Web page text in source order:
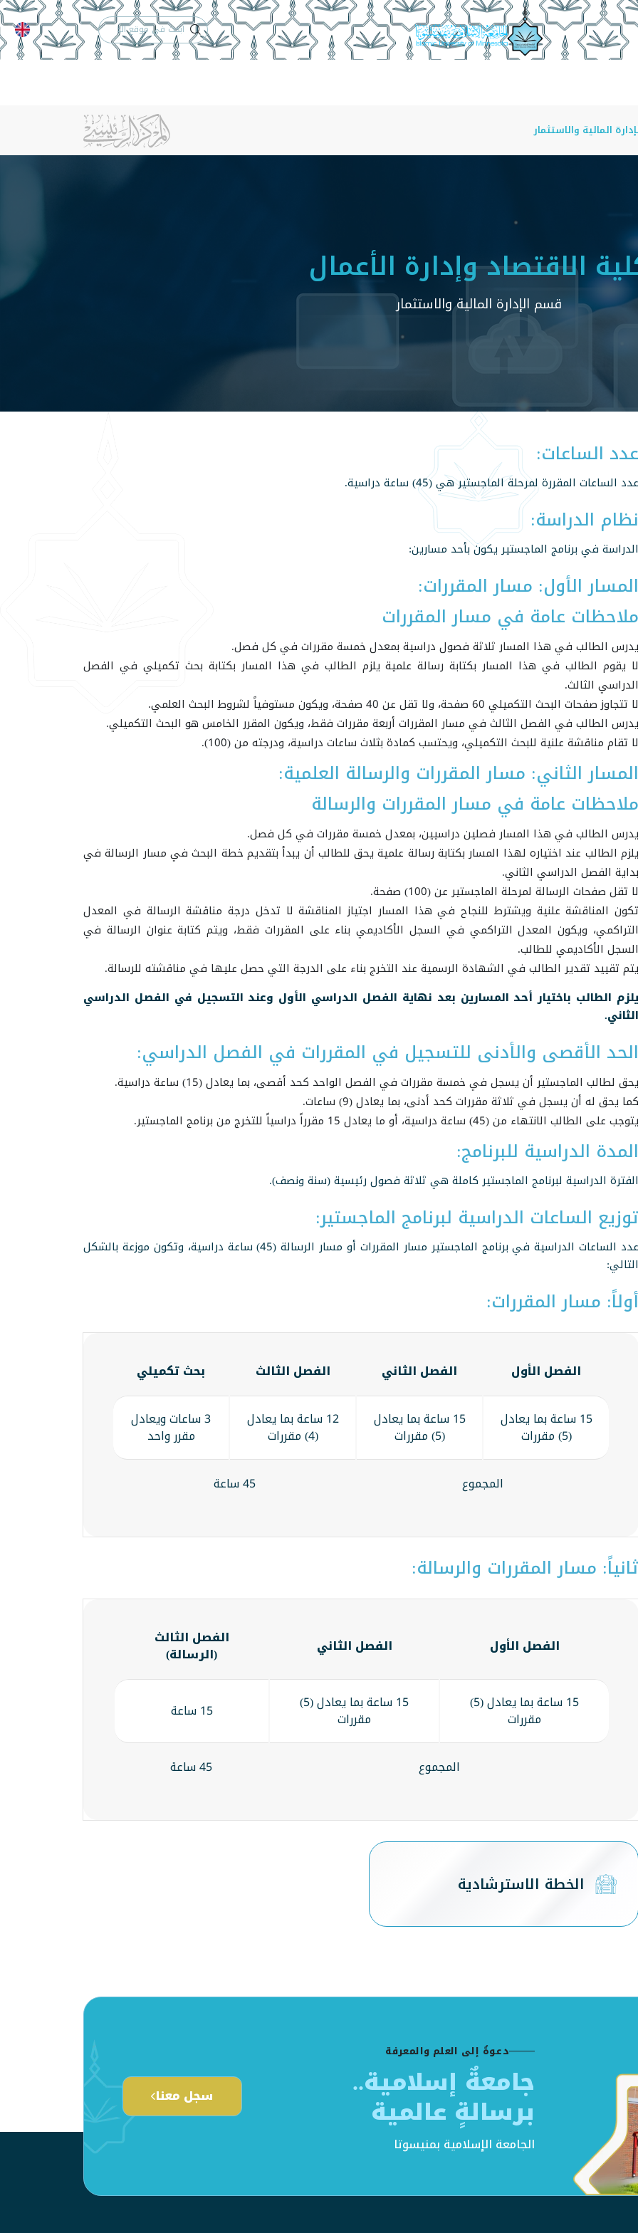
الدعم الفنيالتقويم الجامعي
المالية والاستثمار
الاقتصاد وإدارة الأعمال
قسم الإدارة المالية والاستثمار
عدد الساعات:
عدد الساعات المقررة لمرحلة الماجستير هي (45) ساعة دراسية.
نظام الدراسة:
الدراسة في برنامج الماجستير يكون بأحد مسارين:
المسار الأول: مسار المقررات:
ملاحظات عامة في مسار المقررات
يدرس الطالب في هذا المسار ثلاثة فصول دراسية بمعدل خمسة مقررات في كل فصل.
لا يقوم الطالب في هذا المسار بكتابة رسالة علمية يلزم الطالب في هذا المسار بكتابة بحث تكميلي في الفصل
الدراسي الثالث.
لا تتجاوز صفحات البحث التكميلي 60 صفحة، ولا تقل عن 40 صفحة، ويكون مستوفياً لشروط البحث العلمي.
يدرس الطالب في الفصل الثالث في مسار المقررات أربعة مقررات فقط، ويكون المقرر الخامس هو البحث التكميلي.
لا تقام مناقشة علنية للبحث التكميلي، ويحتسب كمادة بثلاث ساعات دراسية، ودرجته من (100).
المسار الثاني: مسار المقررات والرسالة العلمية:
ملاحظات عامة في مسار المقررات والرسالة
يدرس الطالب في هذا المسار فصلين دراسيين، بمعدل خمسة مقررات في كل فصل.
يلزم الطالب عند اختياره لهذا المسار بكتابة رسالة علمية يحق للطالب أن يبدأ بتقديم خطة البحث في مسار الرسالة في
بداية الفصل الدراسي الثاني.
لا تقل صفحات الرسالة لمرحلة الماجستير عن (100) صفحة.
تكون المناقشة علنية ويشترط للنجاح في هذا المسار اجتياز المناقشة لا تدخل درجة مناقشة الرسالة في المعدل
التراكمي، ويكون المعدل التراكمي في السجل الأكاديمي بناء على المقررات فقط، ويتم كتابة عنوان الرسالة في
السجل الأكاديمي للطالب.
يتم تقييد تقدير الطالب في الشهادة الرسمية عند التخرج بناء على الدرجة التي حصل عليها في مناقشته للرسالة.
يلزم الطالب باختيار أحد المسارين بعد نهاية الفصل الدراسي الأول وعند التسجيل في الفصل الدراسي
الثاني.
الحد الأقصى والأدنى للتسجيل في المقررات في الفصل الدراسي:
يحق لطالب الماجستير أن يسجل في خمسة مقررات في الفصل الواحد كحد أقصى، بما يعادل (15) ساعة دراسية.
كما يحق له أن يسجل في ثلاثة مقررات كحد أدنى، بما يعادل (9) ساعات.
يتوجب على الطالب الانتهاء من (45) ساعة دراسية، أو ما يعادل 15 مقرراً دراسياً للتخرج من برنامج الماجستير.
المدة الدراسية للبرنامج:
الفترة الدراسية لبرنامج الماجستير كاملة هي ثلاثة فصول رئيسية (سنة ونصف).
توزيع الساعات الدراسية لبرنامج الماجستير:
عدد الساعات الدراسية في برنامج الماجستير مسار المقررات أو مسار الرسالة (45) ساعة دراسية، وتكون موزعة بالشكل
التالي:
أولاً: مسار المقررات:
الفصل الأول الفصل الثاني الفصل الثالث بحث تكميلي
15 ساعة بما يعادل
(5) مقررات
15 ساعة بما يعادل
(5) مقررات
12 ساعة بما يعادل
(4) مقررات
3 ساعات ويعادل
مقرر واحد
المجموع 45 ساعة
ثانياً: مسار المقررات والرسالة:
الفصل الأول الفصل الثاني الفصل الثالث
(الرسالة)
15 ساعة بما يعادل (5)
مقررات
15 ساعة بما يعادل (5)
مقررات 15 ساعة
المجموع 45 ساعة
الخطة الاسترشادية
دعوةٌ إلى العلم والمعرفة
جامعةٌ إسلامية..
برسالةٍ عالمية
الجامعة الإسلامية بمنيسوتا
سجل معنا